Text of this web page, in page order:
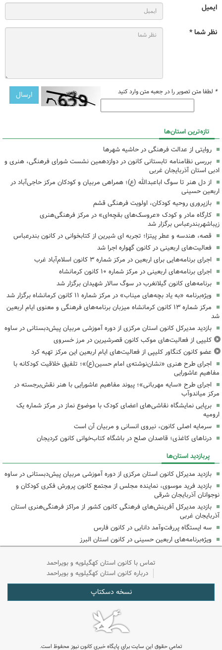
ایمیل
نظر شما *
* لطفا متن تصویر را در جعبه متن وارد کنید
تازه‌ترین استان‌ها
روایتی از عدالت فرهنگی در حاشیه شهرها
بررسی نظامنامه تابستانی کانون در دوازدهمین نشست شورای فرهنگی، هنری و
ادبی استان آذربایجان غربی
از دل هنر تا سوگ اباعبدالله (ع)؛ همراهی مربیان و کودکان مرکز حاجی‌آباد در
اربعین حسینی
بازپروری روحیه کودکان، اولویت فرهنگی قشم
کارگاه مادر و کودک «عروسک‌های بقچه‌ای» در مرکز فرهنگی‌هنری
زیباشهربندرعباس برگزار شد
قصه، هندسه و عطر پیتزا؛ تجربه ای شیرین از کتابخوانی در کانون بندرعباس
فعالیت‌های اربعینی در کانون گهواره اجرا شد
اجرای برنامه‌هایی برای اربعین در مرکز شماره ۳ کانون اسلام‌آباد غرب
اجرای برنامه‌های اربعینی در مرکز شماره ۱۰ کانون کرمانشاه
برنامه‌های کانون گیلانغرب در سوگ سالار شهیدان برگزار شد
ویژه‌برنامه «به یاد بچه‌های میناب» در مرکز شماره ۱۱ کانون کرمانشاه برگزار شد
مرکز شماره ۱۳ کانون کرمانشاه میزبان برنامه‌های فرهنگی و معنوی ایام اربعین
شد
بازدید مدیرکل کانون استان مرکزی از دوره آموزشی مربیان پیش‌دبستانی در ساوه
کلیپی از فعالیت‌های موکب کانون قصرشیرین در مرز خسروی
عضو کانون کنگاور کلیپی از فعالیت‌های ایام اربعین این مرکز تهیه کرد
اجرای طرح هنری «نشان‌نوشته‌ی امام حسین(ع)»؛ تلفیق خلاقیت کودکانه با
مفاهیم عاشورایی
اجرای طرح «سایه مهربانی»؛ پیوند مفاهیم عاشورایی با هنر نقش‌برجسته در
مرکز میاندوآب
برپایی نمایشگاه نقاشی‌های اعضای کودک با موضوع نماز در مرکز شماره یک
ارومیه
سرمایه اصلی کانون، نیروی انسانی و مربیان آن است
درناهای کاغذی؛ قاصدان صلح در باشگاه کتاب‌خوانی کانون کردیجان
پربازدید استان‌ها
بازدید مدیرکل کانون استان مرکزی از دوره آموزشی مربیان پیش‌دبستانی در ساوه
بازدید فرید موسوی، نماینده مجلس از مجتمع کانون پرورش فکری کودکان و
نوجوانان آذربایجان شرقی
بازدید مدیرکل آفرینش‌های فرهنگی کانون کشور از مراکز فرهنگی‌هنری استان
آذربایجان غربی
سه ایستگاه پررفت‌وآمد دانایی در کانون فارس
ویژه‌برنامه‌های اربعین حسینی در کانون استان البرز
تماس با کانون استان کهگیلویه و بویراحمد
درباره کانون استان کهگیلویه و بویراحمد
نسخه دسکتاپ
تمامی حقوق این سایت برای پایگاه خبری کانون نیوز محفوظ است.